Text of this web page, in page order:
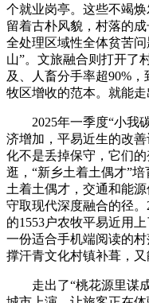
个就业岗亭。这些不竭
留着古朴风貌，村落的
全处理区域性全体贫苦
山”。文旅融合则打开了
及、人畜分手率超90%
牧区增收的范本。就能走
2025年一季度“小我碳
济增加，平易近生的改
化不是丢掉保守，它们
逛，“新乡土着土偶才”
土着土偶才，交通和能
守取现代深度融合的径。
的1553户农牧平易近用
一份适合手机端阅读的
撑汗青文化村镇补葺，又
走出了“桃花源里谋成